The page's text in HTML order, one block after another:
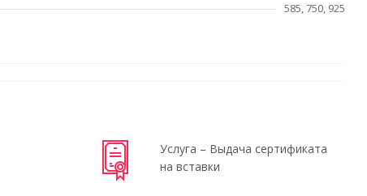
585, 750, 925
Услуга – Выдача сертификата
на вставки